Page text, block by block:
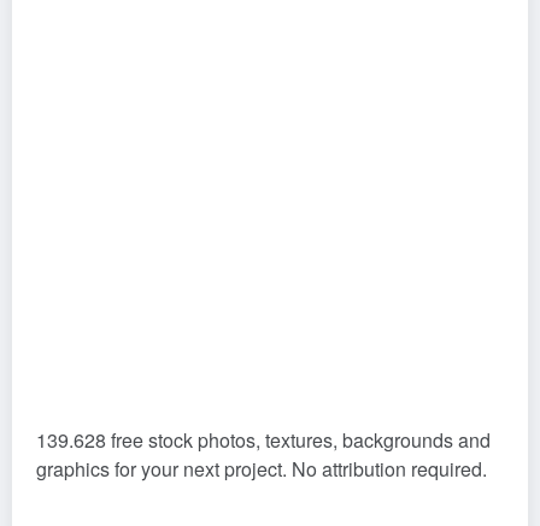
139.628 free stock photos, textures, backgrounds and
graphics for your next project. No attribution required.